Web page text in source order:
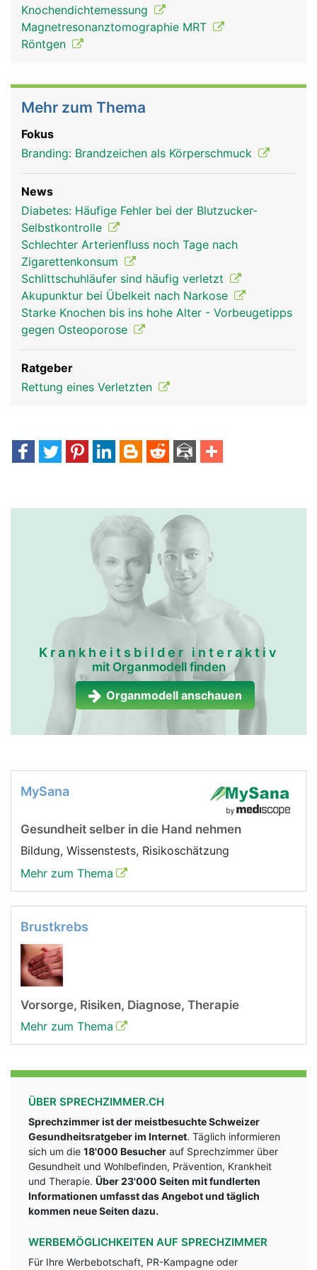
Unterarm Frau Unterarm Mann
Knochendichtemessung
Magnetresonanztomographie MRT
Röntgen
Mehr zum Thema
Fokus
Branding: Brandzeichen als Körperschmuck
News
Diabetes: Häufige Fehler bei der Blutzucker-
Selbstkontrolle
Schlechter Arterienfluss noch Tage nach
Zigarettenkonsum
Schlittschuhläufer sind häufig verletzt
Akupunktur bei Übelkeit nach Narkose
Starke Knochen bis ins hohe Alter - Vorbeugetipps
gegen Osteoporose
Ratgeber
Rettung eines Verletzten
Krankheitsbilder interaktiv
mit Organmodell finden
Organmodell anschauen
MySana
Gesundheit selber in die Hand nehmen
Bildung, Wissenstests, Risikoschätzung
Mehr zum Thema
Brustkrebs
Vorsorge, Risiken, Diagnose, Therapie
Mehr zum Thema
ÜBER SPRECHZIMMER.CH
Sprechzimmer ist der meistbesuchte Schweizer
Gesundheitsratgeber im Internet. Täglich informieren
sich um die 18'000 Besucher auf Sprechzimmer über
Gesundheit und Wohlbefinden, Prävention, Krankheit
und Therapie. Über 23'000 Seiten mit fundlerten
Informationen umfasst das Angebot und täglich
kommen neue Seiten dazu.
WERBEMÖGLICHKEITEN AUF SPRECHZIMMER
Für Ihre Werbebotschaft, PR-Kampagne oder